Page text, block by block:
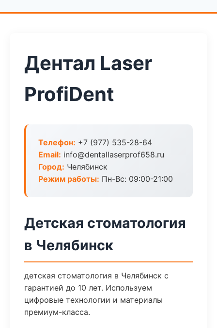
Дентал Laser
ProfiDent
Телефон: +7 (977) 535-28-64
Email: info@dentallaserprof658.ru
Город: Челябинск
Режим работы: Пн-Вс: 09:00-21:00
Детская стоматология
в Челябинск
детская стоматология в Челябинск с
гарантией до 10 лет. Используем
цифровые технологии и материалы
премиум-класса.